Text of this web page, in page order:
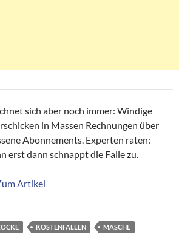
sich aber noch immer: Windige
in Massen Rechnungen über
Abonnements. Experten raten:
erst dann schnappt die Falle zu.
Artikel
KOSTENFALLEN
MASCHE